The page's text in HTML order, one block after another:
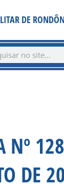
DE
Nº
DE